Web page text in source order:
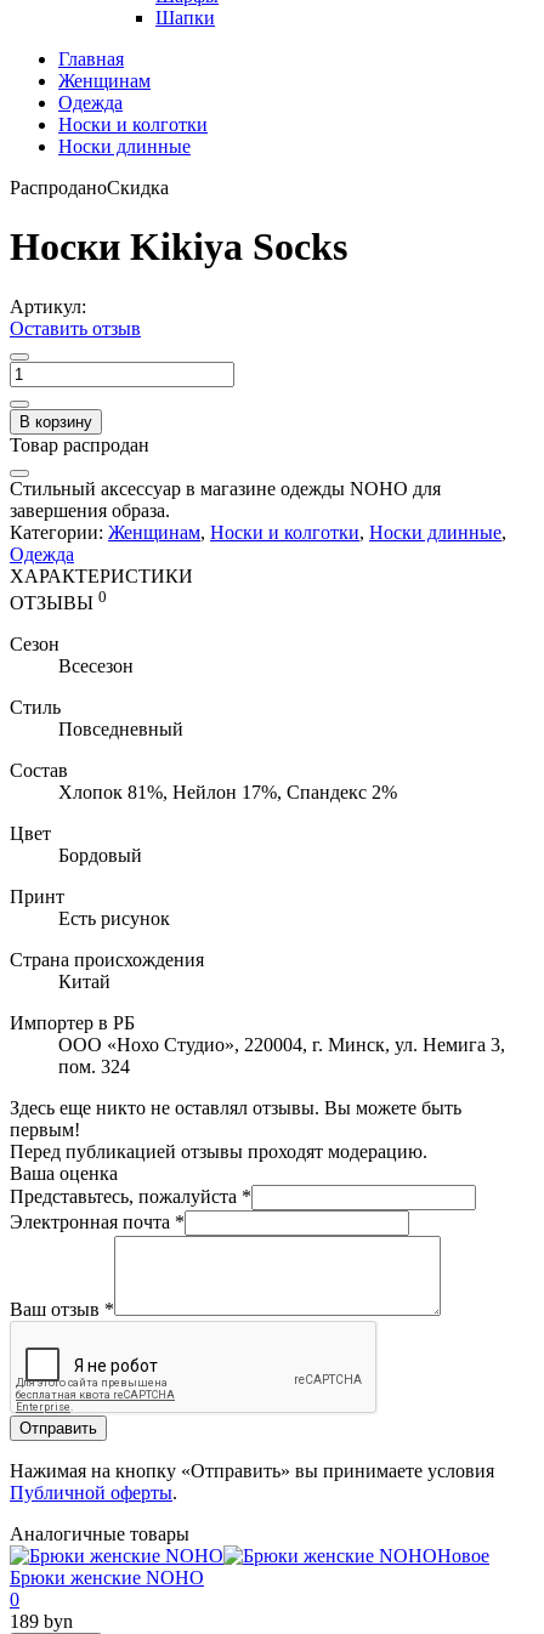
Шапки
Главная
Женщинам
Одежда
Носки и колготки
Носки длинные
РаспроданоСкидка
Носки Kikiya Socks
Артикул:
Оставить отзыв
В корзину
Товар распродан
Стильный аксессуар в магазине одежды NOHO для
завершения образа.
Категории: Женщинам, Носки и колготки, Носки длинные,
Одежда
ХАРАКТЕРИСТИКИ
ОТЗЫВЫ 0
Сезон
Всесезон
Стиль
Повседневный
Состав
Хлопок 81%, Нейлон 17%, Cпандекс 2%
Цвет
Бордовый
Принт
Есть рисунок
Страна происхождения
Китай
Импортер в РБ
ООО «Нохо Студио», 220004, г. Минск, ул. Немига 3,
пом. 324
Здесь еще никто не оставлял отзывы. Вы можете быть
первым!
Перед публикацией отзывы проходят модерацию.
Ваша оценка
Представьтесь, пожалуйста *
Электронная почта *
Ваш отзыв *
Отправить
Нажимая на кнопку «Отправить» вы принимаете условия
Публичной оферты.
Аналогичные товары
Новое
Брюки женские NOHO
0
189 byn